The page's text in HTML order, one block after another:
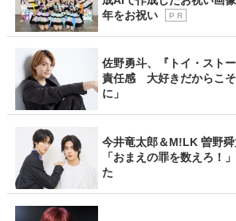
年をお祝い
P R
佐野勇斗、『トイ・スト
責任感 大好きだからこそ
に」
今井竜太郎＆M!LK 曽野
「おまえの罪を数えろ！
た